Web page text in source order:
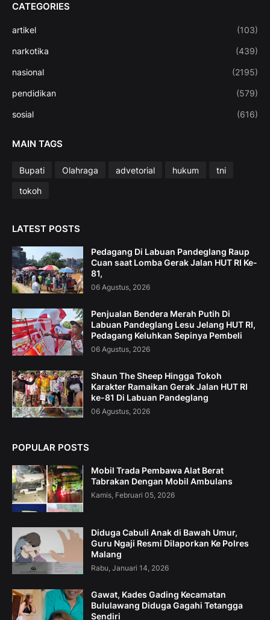
CATEGORIES
artikel (103)
narkotika (439)
nasional (2195)
pendidikan (579)
sosial (616)
MAIN TAGS
Bupati Olahraga advetorial hukum
tni
tokoh
LATEST POSTS
Pedagang Di Labuan Pandeglang Raup
Cuan saat Lomba Gerak Jalan HUT RI Ke-
81,
06 Agustus, 2026
Penjualan Bendera Merah Putih Di
Labuan Pandeglang Lesu Jelang HUT RI,
Pedagang Keluhkan Sepinya Pembeli
06 Agustus, 2026
Shaun The Sheep Hingga Tokoh
Karakter Ramaikan Gerak Jalan HUT RI
ke-81 Di Labuan Pandeglang
06 Agustus, 2026
POPULAR POSTS
Mobil Trada Pembawa Alat Berat
Tabrakan Dengan Mobil Ambulans
Kamis, Februari 05, 2026
Diduga Cabuli Anak di Bawah Umur,
Guru Ngaji Resmi Dilaporkan Ke Polres
Malang
Rabu, Januari 14, 2026
Gawat, Kades Gading Kecamatan
Bululawang Diduga Gagahi Tetangga
Sendiri